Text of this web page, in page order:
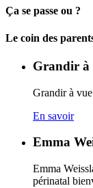
Ça se passe ou ?
Carto
Le coin des
Grandir à
Grandir à
En savoir
Emma
Emma
périnatal